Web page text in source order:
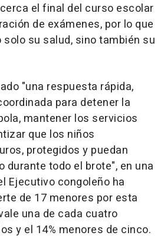
el final del curso escolar
de exámenes, por lo que
su salud, sino también su
"una respuesta rápida,
para detener la
mantener los servicios
que los niños
protegidos y puedan
durante todo el brote", en una
Ejecutivo congoleño ha
de 17 menores por esta
una de cada cuatro
y el 14% menores de cinco.